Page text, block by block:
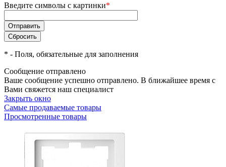
Введите символы с картинки*
* - Поля, обязательные для заполнения
Сообщение отправлено
Ваше сообщение успешно отправлено. В ближайшее время с
Вами свяжется наш специалист
Закрыть окно
Самые продаваемые товары
Просмотренные товары